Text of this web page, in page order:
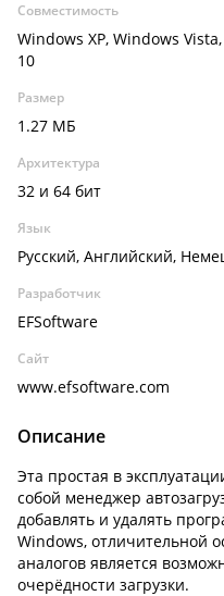
Совместимость
Windows XP, Windows
10
Размер
1.27 МБ
Архитектура
32 и 64 бит
Язык
Русский, Английский,
Разработчик
EFSoftware
Сайт
www.efsoftware.com
Описание
Эта простая в
собой менеджер
добавлять и удалять
Windows, отличительной
аналогов является
очерёдности загрузки.